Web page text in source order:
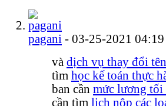
pagani - 03-25-2021
và dịch vụ thay đổi
tìm học kế toán thực
ban cần mức lương tối
cần tìm lịch nộp các